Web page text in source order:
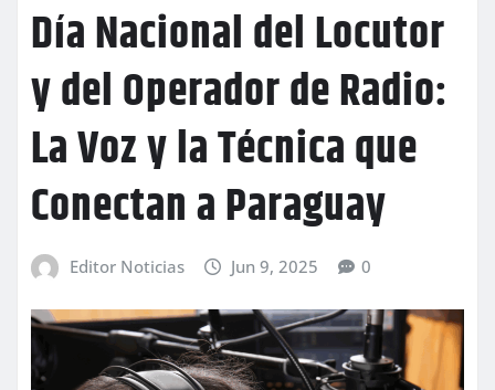
Día Nacional del Locutor
y del Operador de Radio:
La Voz y la Técnica que
Conectan a Paraguay
Editor Noticias Jun 9, 2025 0